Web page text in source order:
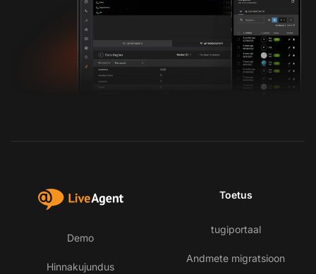
Demo
Hinnakujundus
Toetus
tugiportaal
Andmete migratsioon